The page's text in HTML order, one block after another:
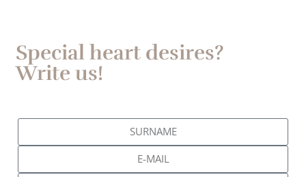
Special heart desires?
Write us!